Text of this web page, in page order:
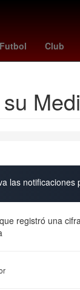
Futbol Club
26 de marzo
las
registró una